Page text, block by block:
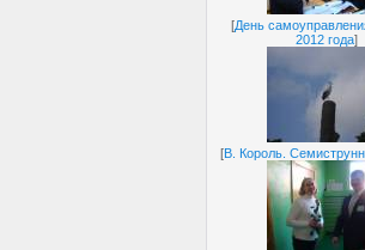
[День
2012 года]
[В. Король.